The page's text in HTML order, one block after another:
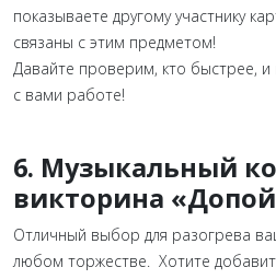
показываете другому участнику
связаны с этим предметом!
Давайте проверим, кто быстрее,
с вами работе!
6. Музыкальный
викторина
Отличный выбор для разогрева
любом торжестве. Хотите